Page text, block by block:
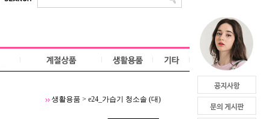
생활용품 > e24_가습기 청소솔 (대)